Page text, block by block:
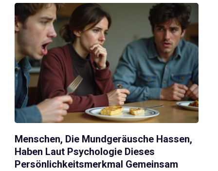
Menschen, Die Mundgeräusche Hassen,
Haben Laut Psychologie Dieses
Persönlichkeitsmerkmal Gemeinsam